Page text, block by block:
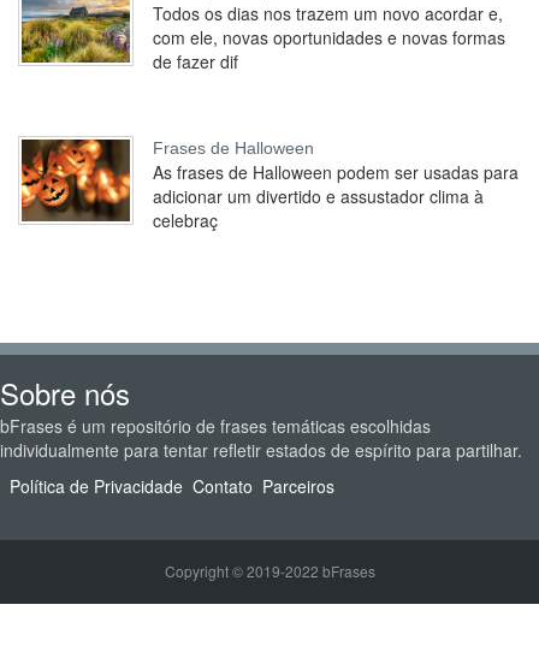
Todos os dias nos trazem um novo acordar e,
com ele, novas oportunidades e novas formas
de fazer dif
Frases de Halloween
As frases de Halloween podem ser usadas para
adicionar um divertido e assustador clima à
celebraç
Sobre nós
bFrases é um repositório de frases temáticas escolhidas
individualmente para tentar refletir estados de espírito para partilhar.
Política de Privacidade Contato Parceiros
Copyright © 2019-2022 bFrases